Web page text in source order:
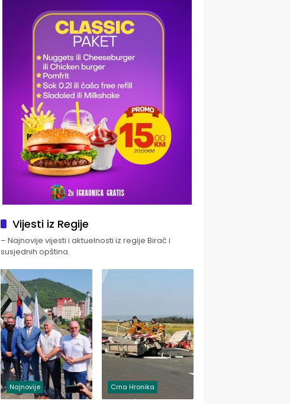
Vijesti iz Regije
– Najnovije vijesti i aktuelnosti iz regije Birač i
susjednih opština.
Najnovije Crna Hronika